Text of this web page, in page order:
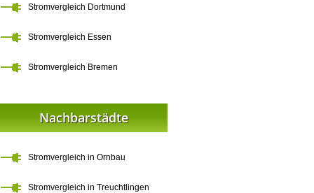
Stromvergleich Dortmund
Stromvergleich Essen
Stromvergleich Bremen
Nachbarstädte
Stromvergleich in Ornbau
Stromvergleich in Treuchtlingen